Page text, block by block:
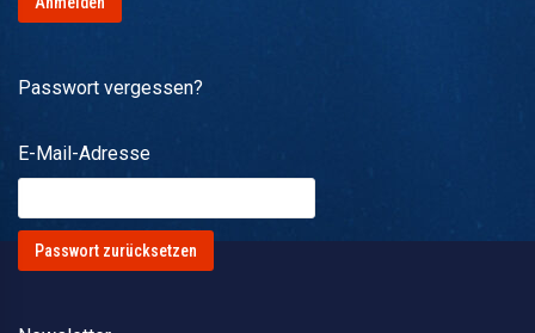
Passwort vergessen?
E-Mail-Adresse